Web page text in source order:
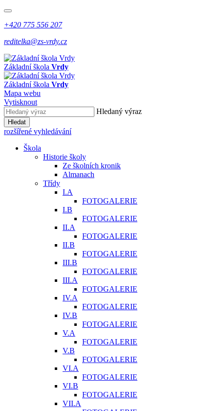
+420 775 556 207
reditelka@zs-vrdy.cz
Základní škola Vrdy
Základní škola Vrdy
Mapa webu
Vytisknout
Hledaný výraz
Hledat
rozšířené vyhledávání
Škola
Historie školy
Ze školních kronik
Almanach
Třídy
I.A
FOTOGALERIE
I.B
FOTOGALERIE
II.A
FOTOGALERIE
II.B
FOTOGALERIE
III.B
FOTOGALERIE
III.A
FOTOGALERIE
IV.A
FOTOGALERIE
IV.B
FOTOGALERIE
V.A
FOTOGALERIE
V.B
FOTOGALERIE
VI.A
FOTOGALERIE
VI.B
FOTOGALERIE
VII.A